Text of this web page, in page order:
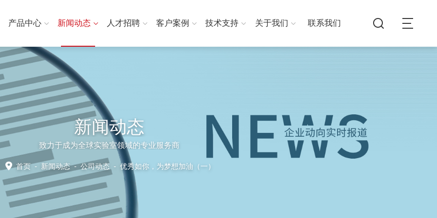
产品中心 新闻动态 人才招聘 客户案例 技术支持 关于我们 联系我们
新闻动态
致力于成为全球实验室领域的专业服务商
首页- 新闻动态-公司动态 - 优秀如你，为梦想加油（一）